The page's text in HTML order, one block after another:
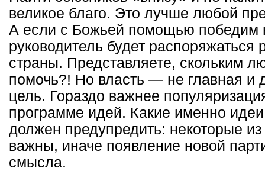
великое благо. Это лучше любой
А если с Божьей помощью победим
руководитель будет распоряжаться
страны. Представляете, скольким
помочь?! Но власть — не главная и
цель. Гораздо важнее
программе идей. Какие именно
должен предупредить: некоторые
важны, иначе появление новой
смысла.